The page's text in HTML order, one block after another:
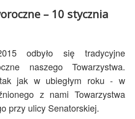
– 10 stycznia
odbyło się tradycyjne
naszego Towarzystwa.
jak w ubiegłym roku - w
z nami Towarzystwa
przy ulicy Senatorskiej.